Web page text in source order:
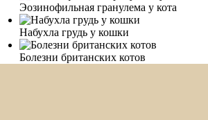
Эозинофильная гранулема у кота
Набухла грудь у кошки
Болезни британских котов